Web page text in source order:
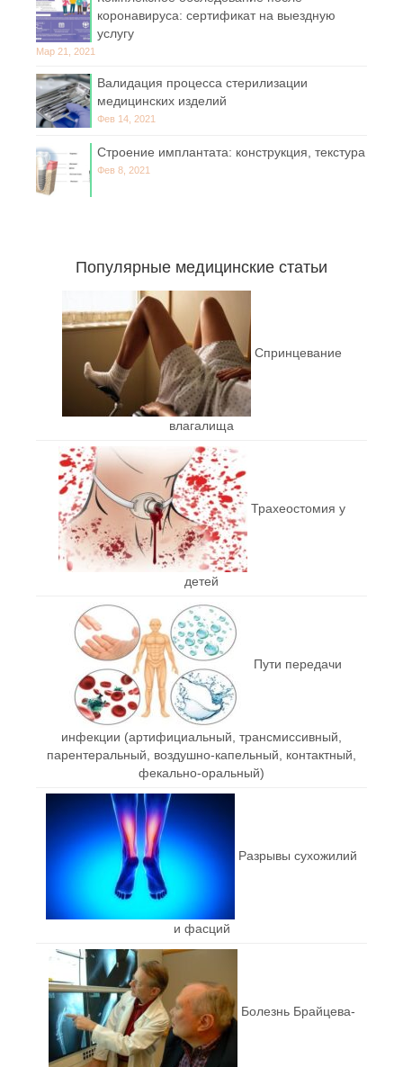
коронавируса: сертификат на выездную
услугу
Мар 21, 2021
Валидация процесса стерилизации
медицинских изделий
Фев 14, 2021
Строение имплантата: конструкция, текстура
Фев 8, 2021
Популярные медицинские статьи
Спринцевание
влагалища
Трахеостомия у
детей
Пути передачи
инфекции (артифициальный, трансмиссивный,
парентеральный, воздушно-капельный, контактный,
фекально-оральный)
Разрывы сухожилий
и фасций
Болезнь Брайцева-